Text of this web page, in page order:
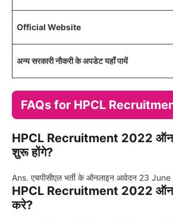
Official Website
अन्य सरकारी नौकरी के अपडेट यहाँ पायें
FAQs for HPCL
HPCL Recruitment 2022
शुरू होंगे?
Ans. एचपीसीएल भर्ती के ऑनलाइन आवेदन 23
HPCL Recruitment 2022
करे?